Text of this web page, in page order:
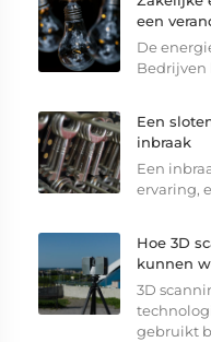
een
De
Een
inbraak
Een
ervaring,
Hoe 3D
kunnen
3D
gebruikt